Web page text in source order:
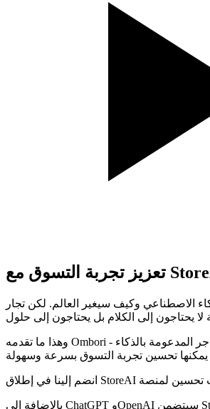
الاصطناعي وكيف سيغير العالم. لكن تجار
وهذا ما تقدمه Ombori - حلول رقمنة المتاجر المدعومة بالذكاء
بالإضافة إلى ChatGPT وOpenAI سيتضمن StoreAI أنظمة خبيرة